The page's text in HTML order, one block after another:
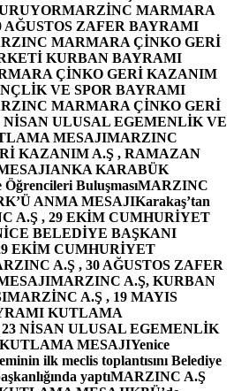
MARZİNC MARMARA
ZAFER BAYRAMI
MARMARA ÇİNKO GERİ
KURBAN BAYRAMI
ÇİNKO GERİ KAZANIM
VE SPOR BAYRAMI
MARMARA ÇİNKO GERİ
ULUSAL EGEMENLİK VE
MESAJIMARZINC
KAZANIM A.Ş , RAMAZAN
ANKA KARABÜK
BuluşmasıMARZINC
ANMA MESAJIKarakaş’tan
A.Ş , 29 EKİM CUMHURİYET
BELEDİYE BAŞKANI
EKİM CUMHURİYET
A.Ş , 30 AĞUSTOS ZAFER
MARZINC A.Ş, KURBAN
MARZİNC A.Ş , 19 MAYIS
KUTLAMA
NİSAN ULUSAL EGEMENLİK
MESAJIYenice
ilk meclis toplantısını Belediye
yaptıMARZINC A.Ş